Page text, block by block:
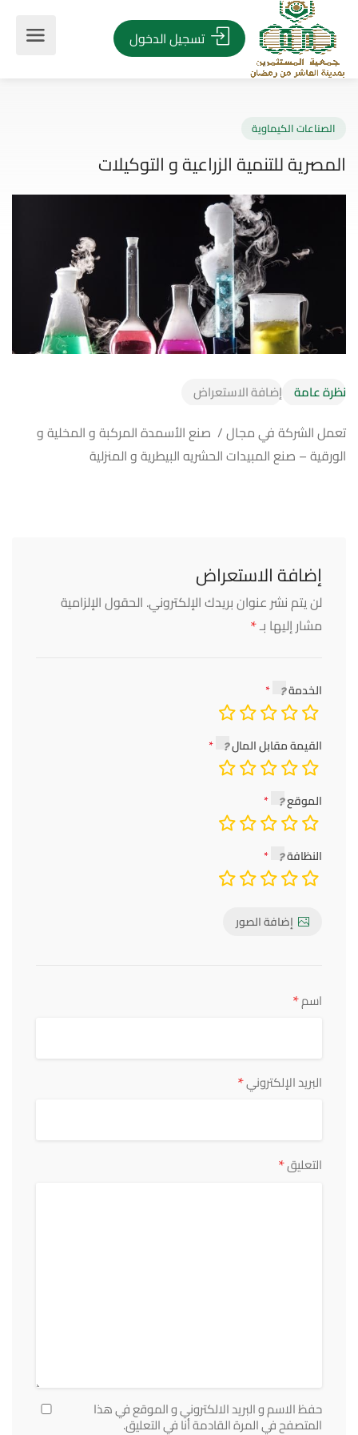
تسجيل الدخول
الكيماوية
للتنمية الزراعية و التوكيلات
نظرة عامة إضافة الاستعراض
تعمل الشركة في مجال / صنع الأسمدة المركبة و المخلية و
الورقية – صنع المبيدات الحشريه البيطرية و المنزلية
إضافة الاستعراض
لن يتم نشر عنوان بريدك الإلكتروني. الحقول الإلزامية
مشار إليها بـ*
الخدمة
القيمة مقابل المال
الموقع
النظافة
إضافة الصور
اسم*
البريد الإلكتروني*
التعليق*
حفظ الاسم و البريد الالكتروني و الموقع في هذا
المتصفح في المرة القادمة أنا في التعليق.